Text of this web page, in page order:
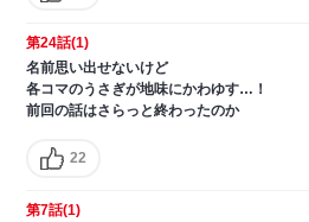
第24話(1)
名前思い出せないけど
各コマのうさぎが地味にかわゆす…！
前回の話はさらっと終わったのか
22
第7話(1)